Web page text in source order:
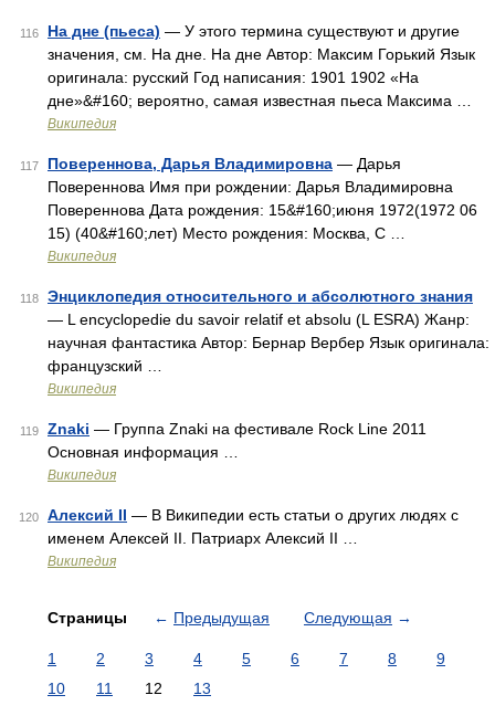
116 На дне (пьеса) — У этого термина существуют и другие
значения, см. На дне. На дне Автор: Максим Горький Язык
оригинала: русский Год написания: 1901 1902 «На
дне»&#160; вероятно, самая известная пьеса Максима …
Википедия
117 Повереннова, Дарья Владимировна — Дарья
Повереннова Имя при рождении: Дарья Владимировна
Повереннова Дата рождения: 15&#160;июня 1972(1972 06
15) (40&#160;лет) Место рождения: Москва, С …
Википедия
118
Энциклопедия относительного и абсолютного знания
— L encyclopedie du savoir relatif et absolu (L ESRA) Жанр:
научная фантастика Автор: Бернар Вербер Язык оригинала:
французский …
Википедия
119 Znaki — Группа Znaki на фестивале Rock Line 2011
Основная информация …
Википедия
120 Алексий II — В Википедии есть статьи о других людях с
именем Алексей II. Патриарх Алексий II …
Википедия
Страницы ← Предыдущая Следующая →
1 2 3 4 5 6 7 8
9
10
11 12 13